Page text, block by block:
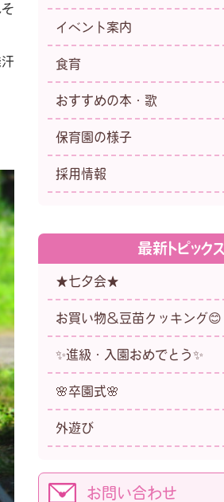
イベント案内
食育
おすすめの本・歌
保育園の様子
採用情報
最新トピックス
★七夕会★
お買い物＆豆苗クッキング😊
✨進級・入園おめでとう✨
🌸卒園式🌸
外遊び
お問い合わせ